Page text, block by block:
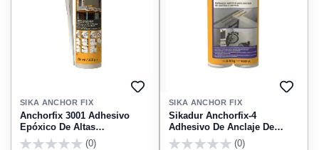
AGREGAR
FAVORITOS
SIKA ANCHOR FIX
Anchorfix 3001 Adhesivo
Epóxico De Altas
Prestaciones Para Anclajes
(0)
SIKA ANCHOR FIX
Sikadur Anchorfix-4
Adhesivo De Anclaje De
Varillas Y Pernos X 600ml
(0)